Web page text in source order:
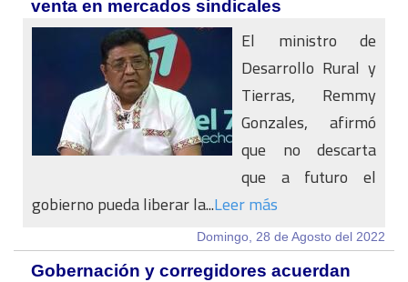
venta en mercados sindicales
El ministro de
Desarrollo Rural y
Tierras, Remmy
Gonzales, afirmó
que no descarta
que a futuro el
gobierno pueda liberar la...Leer más
Domingo, 28 de Agosto del 2022
Gobernación y corregidores acuerdan